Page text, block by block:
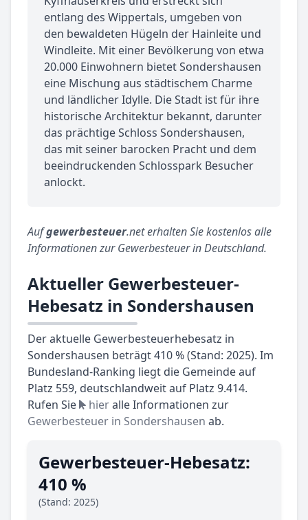
entlang des Wippertals, umgeben von
den bewaldeten Hügeln der Hainleite und
Windleite. Mit einer Bevölkerung von etwa
20.000 Einwohnern bietet Sondershausen
eine Mischung aus städtischem Charme
und ländlicher Idylle. Die Stadt ist für ihre
historische Architektur bekannt, darunter
das prächtige Schloss Sondershausen,
das mit seiner barocken Pracht und dem
beeindruckenden Schlosspark Besucher
anlockt.
Aufgewerbesteuer.net erhalten Sie kostenlos alle
Informationen zur Gewerbesteuer in Deutschland.
Aktueller Gewerbesteuer-
Hebesatz in Sondershausen
Der aktuelle Gewerbesteuerhebesatz in
Sondershausen beträgt 410 % (Stand: 2025). Im
Bundesland-Ranking liegt die Gemeinde auf
Platz 559, deutschlandweit auf Platz 9.414.
Rufen Sie
hieralle Informationen zur
Gewerbesteuer in Sondershausen ab.
Gewerbesteuer-Hebesatz:
410 %
(Stand: 2025)